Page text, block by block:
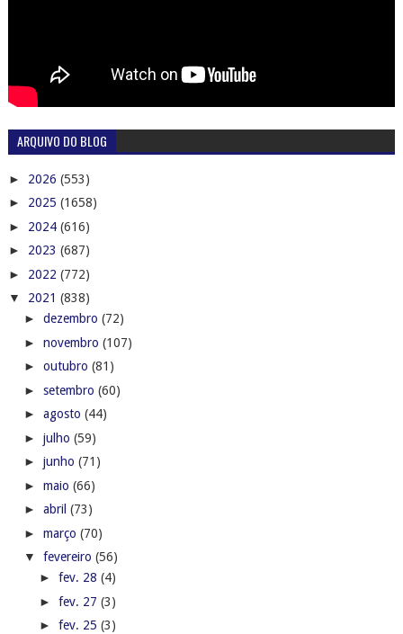
ARQUIVO DO BLOG
► 2026 (553)
► 2025 (1658)
► 2024 (616)
► 2023 (687)
► 2022 (772)
▼ 2021 (838)
► dezembro (72)
► novembro (107)
► outubro (81)
► setembro (60)
► agosto (44)
► julho (59)
► junho (71)
► maio (66)
► abril (73)
► março (70)
▼ fevereiro (56)
► fev. 28 (4)
► fev. 27 (3)
► fev. 25 (3)